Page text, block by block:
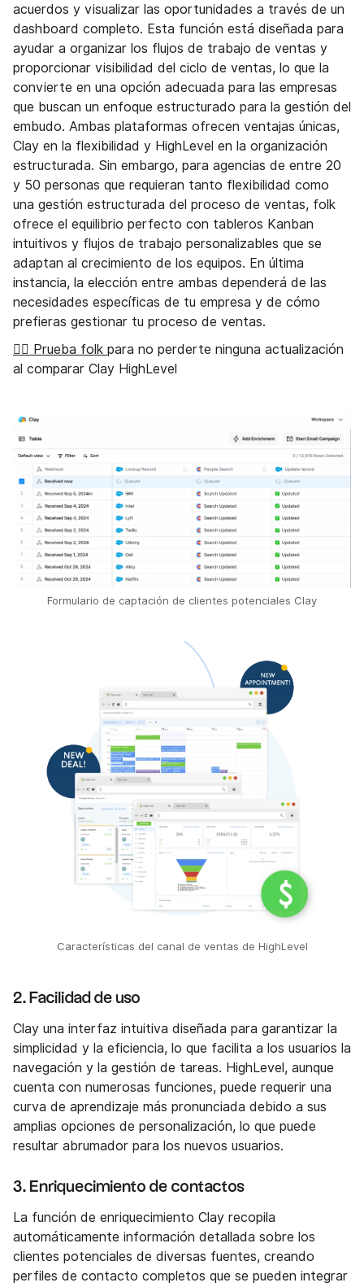
acuerdos y visualizar las oportunidades a través de un
dashboard completo. Esta función está diseñada para
ayudar a organizar los flujos de trabajo de ventas y
proporcionar visibilidad del ciclo de ventas, lo que la
convierte en una opción adecuada para las empresas
que buscan un enfoque estructurado para la gestión del
embudo. Ambas plataformas ofrecen ventajas únicas,
Clay en la flexibilidad y HighLevel en la organización
estructurada. Sin embargo, para agencias de entre 20
y 50 personas que requieran tanto flexibilidad como
una gestión estructurada del proceso de ventas, folk
ofrece el equilibrio perfecto con tableros Kanban
intuitivos y flujos de trabajo personalizables que se
adaptan al crecimiento de los equipos. En última
instancia, la elección entre ambas dependerá de las
necesidades específicas de tu empresa y de cómo
prefieras gestionar tu proceso de ventas.
👉🏼 Prueba folk para no perderte ninguna actualización
al comparar Clay HighLevel
Formulario de captación de clientes potenciales Clay
Características del canal de ventas de HighLevel
2. Facilidad de uso
Clay una interfaz intuitiva diseñada para garantizar la
simplicidad y la eficiencia, lo que facilita a los usuarios la
navegación y la gestión de tareas. HighLevel, aunque
cuenta con numerosas funciones, puede requerir una
curva de aprendizaje más pronunciada debido a sus
amplias opciones de personalización, lo que puede
resultar abrumador para los nuevos usuarios.
3. Enriquecimiento de contactos
La función de enriquecimiento Clay recopila
automáticamente información detallada sobre los
clientes potenciales de diversas fuentes, creando
perfiles de contacto completos que se pueden integrar